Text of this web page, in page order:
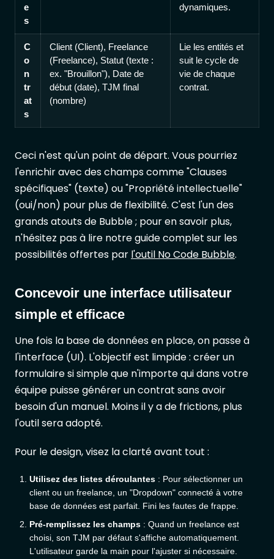
e
s
dynamiques.
C
o
n
tr
at
s
Client (Client), Freelance
(Freelance), Statut (texte :
ex. "Brouillon"), Date de
début (date), TJM final
(nombre)
Lie les entités et
suit le cycle de
vie de chaque
contrat.
Ceci n'est qu'un point de départ. Vous pourriez
l'enrichir avec des champs comme "Clauses
spécifiques" (texte) ou "Propriété intellectuelle"
(oui/non) pour plus de flexibilité. C'est l'un des
grands atouts de Bubble ; pour en savoir plus,
n'hésitez pas à lire notre guide complet sur les
possibilités offertes par l'outil No Code Bubble.
Concevoir une interface utilisateur
simple et efficace
Une fois la base de données en place, on passe à
l'interface (UI). L'objectif est limpide : créer un
formulaire si simple que n'importe qui dans votre
équipe puisse générer un contrat sans avoir
besoin d'un manuel. Moins il y a de frictions, plus
l'outil sera adopté.
Pour le design, visez la clarté avant tout :
Utilisez des listes déroulantes : Pour sélectionner un
client ou un freelance, un "Dropdown" connecté à votre
base de données est parfait. Fini les fautes de frappe.
Pré-remplissez les champs : Quand un freelance est
choisi, son TJM par défaut s'affiche automatiquement.
L'utilisateur garde la main pour l'ajuster si nécessaire.